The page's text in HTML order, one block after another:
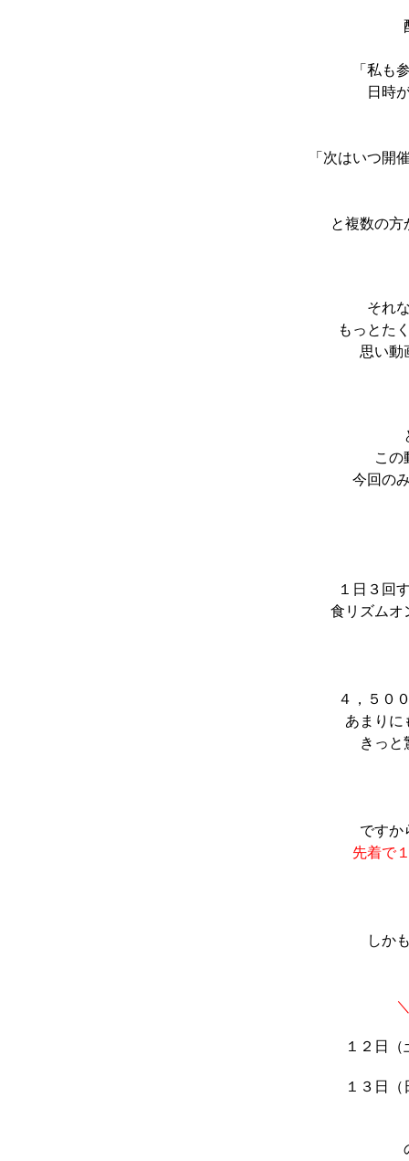
「私も
日時
「次はいつ開
と複数の方
それ
もっとた
思い動
この
今回の
１日３回
食リズムオ
４，５０
あまりに
きっと
ですか
先着で
しか
１２日
１３日